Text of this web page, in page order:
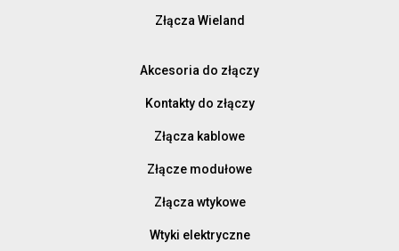
Złącza Wieland
Akcesoria do złączy
Kontakty do złączy
Złącza kablowe
Złącze modułowe
Złącza wtykowe
Wtyki elektryczne